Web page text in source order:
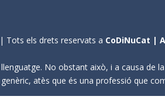
| Tots els drets reservats a CoDiNuCat |
No obstant això, i a causa de
atès que és una professió que